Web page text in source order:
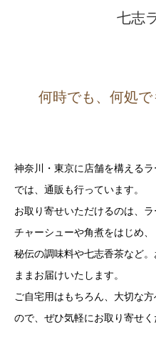
七志
何時でも、何処で
神奈川・東京に店舗を構える
では、通販も行っています。
お取り寄せいただけるのは、
チャーシューや角煮をはじめ、
秘伝の調味料や七志香茶など
ままお届けいたします。
ご自宅用はもちろん、大切な
ので、ぜひ気軽にお取り寄せく